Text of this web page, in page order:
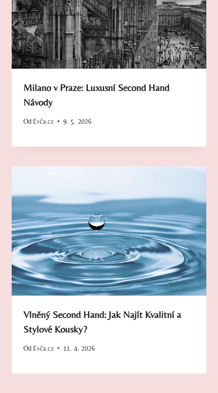
Milano v Praze: Luxusní Second Hand
Návody
Od Evča.cz 9. 5. 2026
Vlněný Second Hand: Jak Najít Kvalitní a
Stylové Kousky?
Od Evča.cz 11. 4. 2026